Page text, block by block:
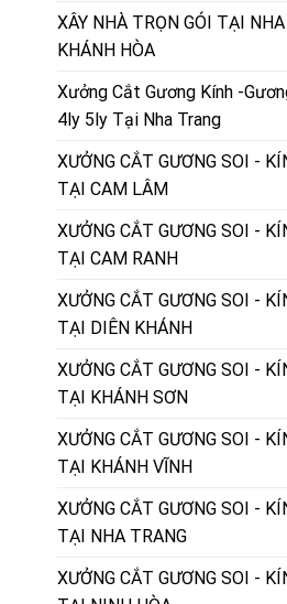
XÂY NHÀ TRỌN GÓI TẠI
KHÁNH HÒA
Xưởng Cắt Gương Kính -
4ly 5ly Tại Nha Trang
XƯỞNG CẮT GƯƠNG SOI -
TẠI CAM LÂM
XƯỞNG CẮT GƯƠNG SOI -
TẠI CAM RANH
XƯỞNG CẮT GƯƠNG SOI -
TẠI DIÊN KHÁNH
XƯỞNG CẮT GƯƠNG SOI -
TẠI KHÁNH SƠN
XƯỞNG CẮT GƯƠNG SOI -
TẠI KHÁNH VĨNH
XƯỞNG CẮT GƯƠNG SOI -
TẠI NHA TRANG
XƯỞNG CẮT GƯƠNG SOI -